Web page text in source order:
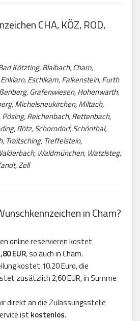
CHA, KÖZ, ROD,
Kötzting, Blaibach, Cham,
Eschlkam, Falkenstein, Furth
Grafenwiesen, Hohenwarth,
Michelsneukirchen, Miltach,
Reichenbach, Rettenbach,
Rötz, Schorndorf, Schönthal,
Traitsching, Treffelstein,
Waldmünchen, Watzlsteg,
Zell
in Cham?
online reservieren kostet
EUR, so auch in Cham.
kostet 10.20 Euro, die
zusätzlich 2,60 EUR, in Summe
direkt an die Zulassungsstelle
ist kostenlos.